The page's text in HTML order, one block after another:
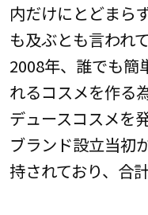
内だけにとどまら
も及ぶとも言われ
2008年、誰でも簡
れるコスメを作る
デュースコスメを発
ブランド設立当初
持されており、合